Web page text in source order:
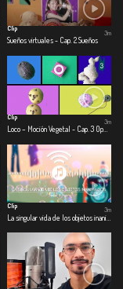
Clip
Sueños virtuales - Cap. 2 Sueños
3m
Clip
3m
Clip
3m